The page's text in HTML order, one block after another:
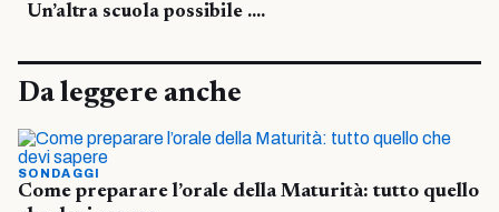
Un’altra scuola possibile ….
Da leggere anche
SONDAGGI
Come preparare l’orale della Maturità: tutto quello